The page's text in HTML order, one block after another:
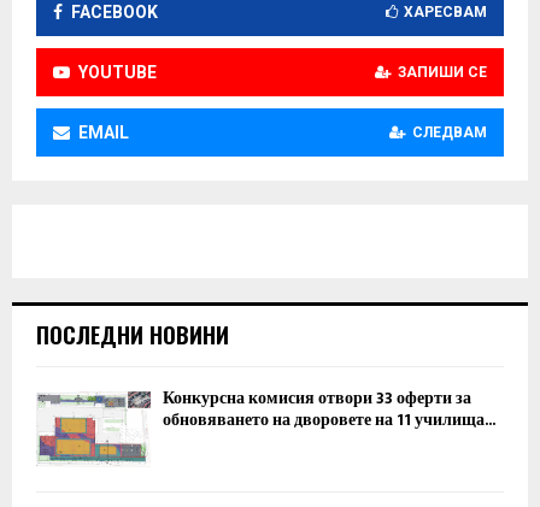
FACEBOOK ХАРЕСВАМ
YOUTUBE ЗАПИШИ СЕ
EMAIL СЛЕДВАМ
ПОСЛЕДНИ НОВИНИ
Конкурсна комисия отвори 33 оферти за
обновяването на дворовете на 11 училища...